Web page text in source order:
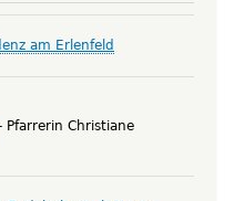
am Erlenfeld
Pfarrerin Christiane